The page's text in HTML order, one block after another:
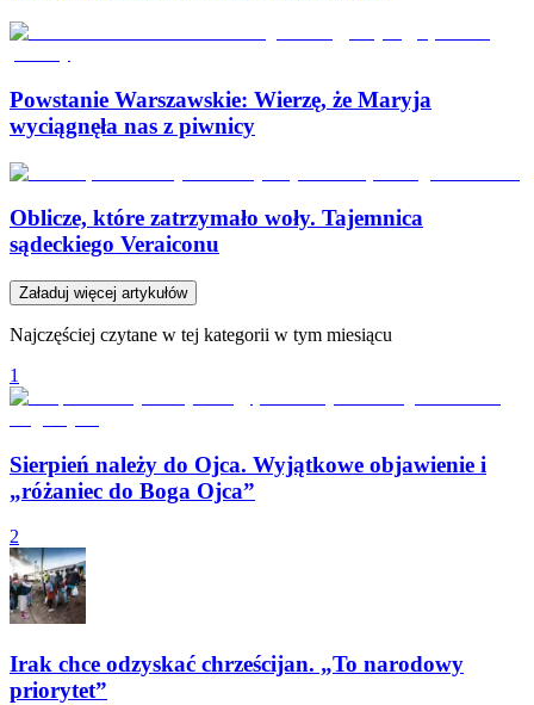
Powstanie Warszawskie: Wierzę, że Maryja
wyciągnęła nas z piwnicy
Oblicze, które zatrzymało woły. Tajemnica
sądeckiego Veraiconu
Załaduj więcej artykułów
Najczęściej czytane w tej kategorii w tym miesiącu
1
Sierpień należy do Ojca. Wyjątkowe objawienie i
„różaniec do Boga Ojca”
2
Irak chce odzyskać chrześcijan. „To narodowy
priorytet”